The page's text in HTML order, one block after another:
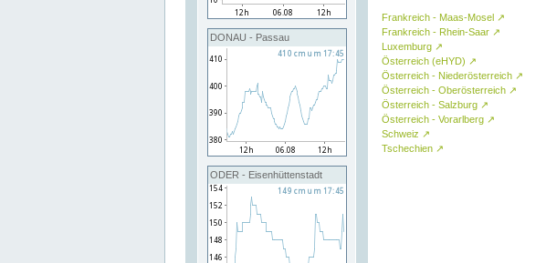
DONAU - Passau
ODER - Eisenhüttenstadt
Frankreich - Maas-Mosel ↗
Frankreich - Rhein-Saar ↗
Luxemburg ↗
Österreich (eHYD) ↗
Österreich - Niederösterreich ↗
Österreich - Oberösterreich ↗
Österreich - Salzburg ↗
Österreich - Vorarlberg ↗
Schweiz ↗
Tschechien ↗